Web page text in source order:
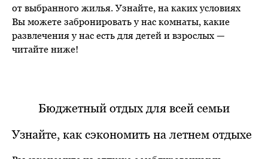
от выбранного жилья. Узнайте, на каких условиях
Вы можете забронировать у нас комнаты, какие
развлечения у нас есть для детей и взрослых —
читайте ниже!
Бюджетный отдых для всей семьи
Узнайте, как сэкономить на летнем отдыхе